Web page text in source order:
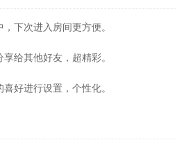
下次进入房间更方便。
给其他好友，超精彩。
好进行设置，个性化。